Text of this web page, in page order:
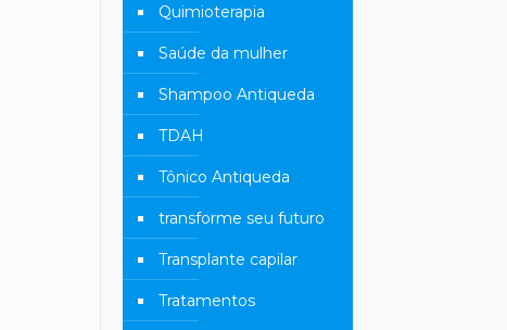
Quimioterapia
Saúde da mulher
Shampoo Antiqueda
TDAH
Tônico Antiqueda
transforme seu futuro
Transplante capilar
Tratamentos